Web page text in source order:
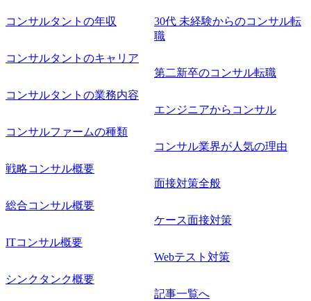
コンサルタントの年収
コンサルタントのキャリア
コンサルタントの業務内容
コンサルファームの種類
戦略コンサル概要
総合コンサル概要
ITコンサル概要
シンクタンク概要
30代 未経験からのコンサル転
職
第二新卒のコンサル転職
エンジニアからコンサル
コンサル業界が人気の理由
面接対策全般
ケース面接対策
Webテスト対策
記事一覧へ